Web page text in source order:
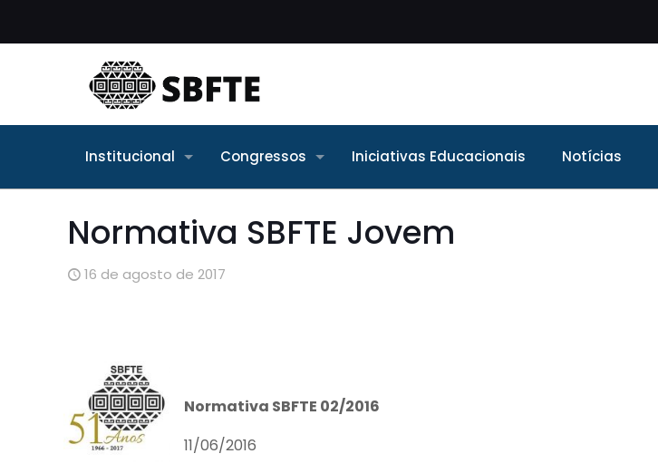
Institucional Congressos Iniciativas Educacionais Notícias
Normativa SBFTE Jovem
16 de agosto de 2017
Normativa SBFTE 02/2016
11/06/2016